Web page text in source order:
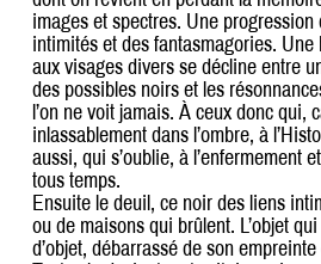
images et spectres. Une
intimités et des fantasmagories.
aux visages divers se décline entre
des possibles noirs et les
l’on ne voit jamais. À ceux donc qui,
inlassablement dans l’ombre, à
aussi, qui s’oublie, à l’enfermement
tous temps.
Ensuite le deuil, ce noir des liens
ou de maisons qui brûlent. L’objet
d’objet, débarrassé de son